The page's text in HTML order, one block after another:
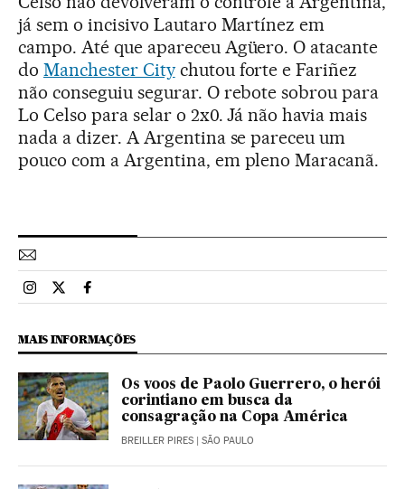
já sem o incisivo Lautaro Martínez em
campo. Até que apareceu Agüero. O atacante
do Manchester Citychutou forte e Fariñez
não conseguiu segurar. O rebote sobrou para
Lo Celso para selar o 2x0. Já não havia mais
nada a dizer. A Argentina se pareceu um
pouco com a Argentina, em pleno Maracanã.
Esportes El País Brasil en Instagram
Esportes El País Brasil en Twitter
Esportes El País Brasil en Facebook
MAIS INFORMAÇÕES
Os voos de Paolo Guerrero, o herói
corintiano em busca da
consagração na Copa América
BREILLER PIRES | SÃO PAULO